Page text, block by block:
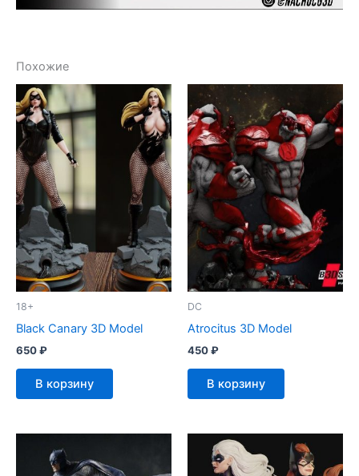
Похожие
18+
Black Canary 3D Model
650₽
В корзину
DC
Atrocitus 3D Model
450₽
В корзину